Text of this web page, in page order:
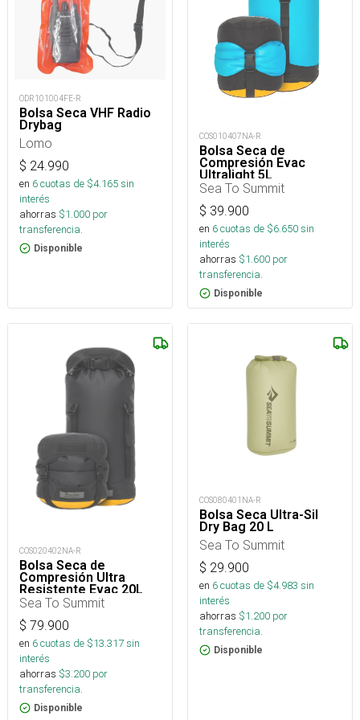
ODR101004FE-R
Bolsa Seca VHF Radio
Drybag
Lomo
$ 24.990
en 6cuotas de $4.165sin
interés
ahorras $1.000 por
transferencia.
Disponible
COS010407NA-R
Bolsa Seca de
Compresión Evac
Ultralight 5L
Sea To Summit
$ 39.900
en 6cuotas de $6.650sin
interés
ahorras $1.600 por
transferencia.
Disponible
COS020402NA-R
Bolsa Seca de
Compresión Ultra
Resistente Evac 20L
Sea To Summit
$ 79.900
en 6cuotas de $13.317sin
interés
ahorras $3.200 por
transferencia.
Disponible
COS080401NA-R
Bolsa Seca Ultra-Sil
Dry Bag 20 L
Sea To Summit
$ 29.900
en 6cuotas de $4.983 sin
interés
ahorras $1.200 por
transferencia.
Disponible